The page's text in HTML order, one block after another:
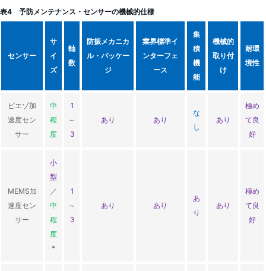
表4 予防メンテナンス・センサーの機械的仕様
センサー
サ
イ
ズ
軸
数
防振メカニカ
ル・パッケー
ジ
業界標準イ
ンターフェ
ース
集
積
機
能
機械的
取り付
け
耐環
境性
ピエゾ加
速度セン
サー
中
程
度
1
～
3
あり あり
な
し
あり
極め
て良
好
MEMS加
速度セン
サー
小
型
／
中
程
度
*
1
～
3
あり あり
あ
り
あり
極め
て良
好